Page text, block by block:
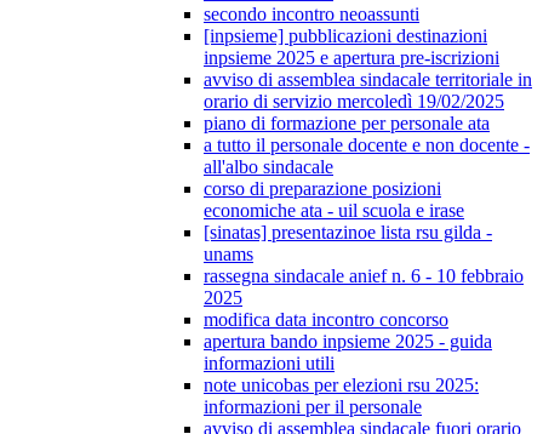
secondo incontro neoassunti
[inpsieme] pubblicazioni destinazioni
inpsieme 2025 e apertura pre-iscrizioni
avviso di assemblea sindacale territoriale in
orario di servizio mercoledì 19/02/2025
piano di formazione per personale ata
a tutto il personale docente e non docente -
all'albo sindacale
corso di preparazione posizioni
economiche ata - uil scuola e irase
[sinatas] presentazinoe lista rsu gilda -
unams
rassegna sindacale anief n. 6 - 10 febbraio
2025
modifica data incontro concorso
apertura bando inpsieme 2025 - guida
informazioni utili
note unicobas per elezioni rsu 2025:
informazioni per il personale
avviso di assemblea sindacale fuori orario